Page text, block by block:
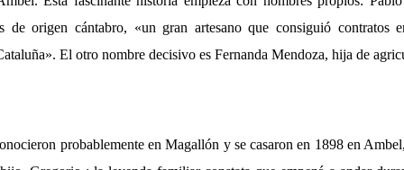
de origen cántabro, «un gran artesano que consiguió contratos
El otro nombre decisivo es Fernanda Mendoza, hija de
probablemente en Magallón y se casaron en 1898 en